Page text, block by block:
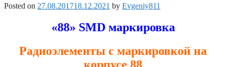
Posted on 27.08.201718.12.2021 by Evgeniy811
«88» SMD маркировка
Радиоэлементы с маркировкой на